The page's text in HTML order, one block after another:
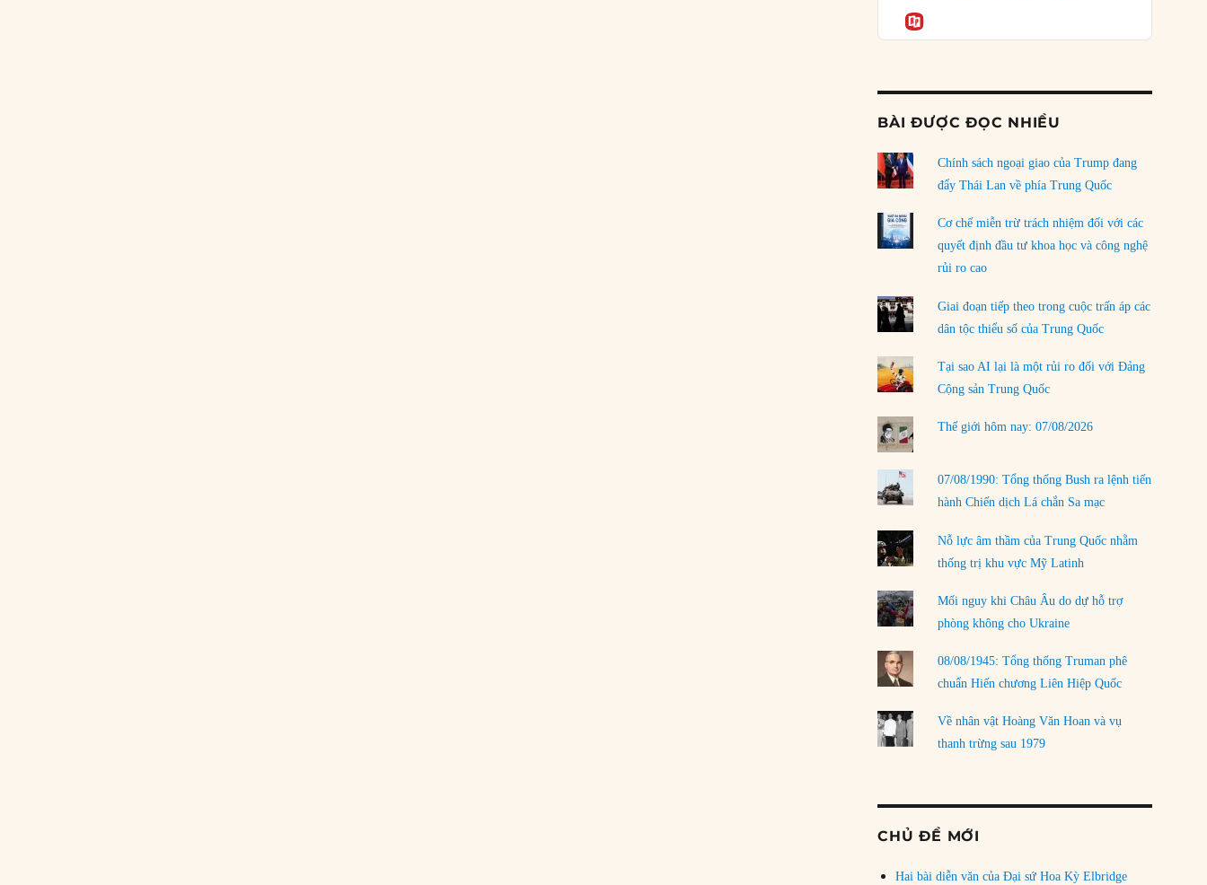
của phe cánh hữu mới
04/08/2026
Ngoại trưởng Nhật Bản?
Dương
03/08/2026
Đặt cược vào thất bại: Các quỹ đầu tư mạo
hiểm quốc gia và khía cạnh chính trị của vốn
02/08/2026
Làm thế nào để kết thúc Chiến tranh Iran?
01/08/2026
Chiến lược kế tiếp của Bắc Kinh ở Biển Đông
31/07/2026
LOAD MORE
BÀI ĐƯỢC ĐỌC NHIỀU
Chính sách ngoại giao của Trump đang
đẩy Thái Lan về phía Trung Quốc
Cơ chế miễn trừ trách nhiệm đối với các
quyết định đầu tư khoa học và công nghệ
rủi ro cao
Giai đoạn tiếp theo trong cuộc trấn áp các
dân tộc thiểu số của Trung Quốc
Tại sao AI lại là một rủi ro đối với Đảng
Cộng sản Trung Quốc
Thế giới hôm nay: 07/08/2026
07/08/1990: Tổng thống Bush ra lệnh tiến
hành Chiến dịch Lá chắn Sa mạc
Nỗ lực âm thầm của Trung Quốc nhằm
thống trị khu vực Mỹ Latinh
Mối nguy khi Châu Âu do dự hỗ trợ
phòng không cho Ukraine
08/08/1945: Tổng thống Truman phê
chuẩn Hiến chương Liên Hiệp Quốc
Về nhân vật Hoàng Văn Hoan và vụ
thanh trừng sau 1979
CHỦ ĐỀ MỚI
Hai bài diễn văn của Đại sứ Hoa Kỳ Elbridge